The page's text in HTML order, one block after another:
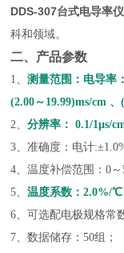
DDS-307台式电导率仪
科和领域。
二、产品参数
1、测量范围：电导率
(2.00～19.99)ms/cm 、
2、分辨率： 0.1/1μs/
3、准确度：电计
4、温度补偿范围：0
5、温度系数 ：2.0%/℃
6、可选配电极规格常
7、数据储存：50组；